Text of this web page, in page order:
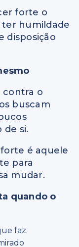
forte o
humildade
disposição
contra o
buscam
si.
é aquele
para
mudar.
quando o
faz.